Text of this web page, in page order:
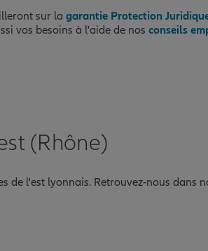
sur la garantie Protection
vos besoins à l'aide de nos conseils
(Rhône)
de l'est lyonnais. Retrouvez-nous dans